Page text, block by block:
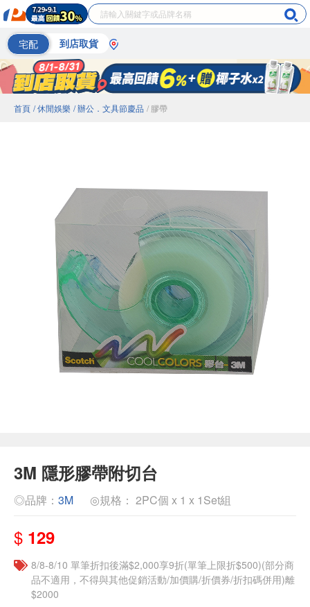
宅配 到店取貨
首頁 / 休閒娛樂 / 辦公．文具節慶品 / 膠帶
3M 隱形膠帶附切台
◎品牌： 3M ◎規格： 2PC個 x 1 x 1Set組
$ 129
8/8-8/10 單筆折扣後滿$2,000享9折(單筆上限折$500)(部分商
品不適用，不得與其他促銷活動/加價購/折價券/折扣碼併用)離
$2000